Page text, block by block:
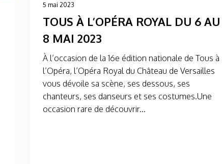
5 mai 2023
TOUS À L’OPÉRA ROYAL DU 6 AU
8 MAI 2023
À l’occasion de la 16e édition nationale de Tous à
l’Opéra, l’Opéra Royal du Château de Versailles
vous dévoile sa scène, ses dessous, ses
chanteurs, ses danseurs et ses costumes.Une
occasion rare de découvrir...